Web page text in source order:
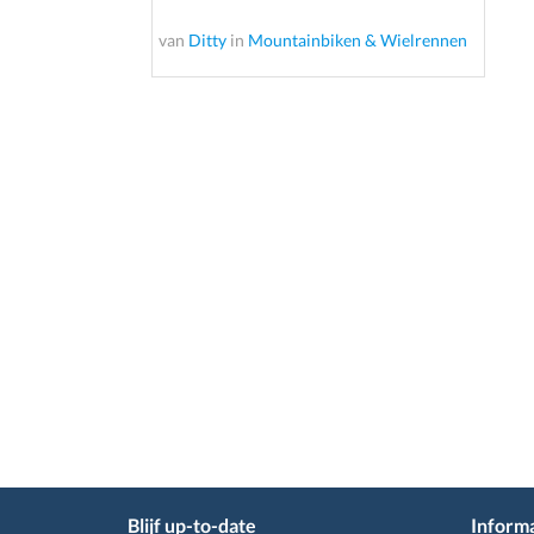
van Ditty in Mountainbiken & Wielrennen
Blijf up-to-date